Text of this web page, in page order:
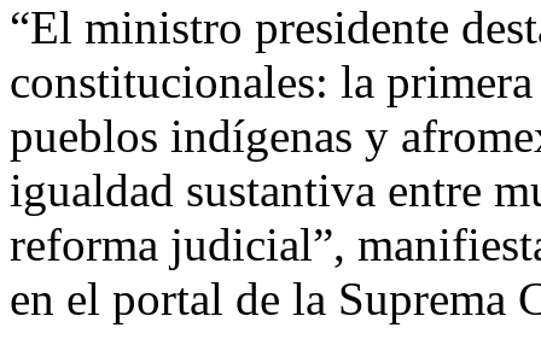
“El ministro presidente
constitucionales: la
pueblos indígenas y
igualdad sustantiva entre
reforma judicial”,
en el portal de la Suprema